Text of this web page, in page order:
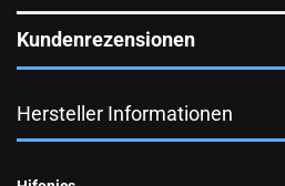
Kundenrezensionen
Hersteller Informationen